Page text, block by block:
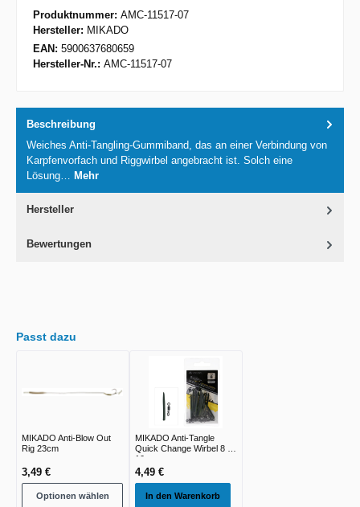
Produktnummer: AMC-11517-07
Hersteller: MIKADO
EAN: 5900637680659
Hersteller-Nr.: AMC-11517-07
Beschreibung
Weiches Anti-Tangling-Gummiband, das an einer Verbindung von
Karpfenvorfach und Riggwirbel angebracht ist. Solch eine
Lösung… Mehr
Hersteller
Bewertungen
Passt dazu
MIKADO Anti-Blow Out
Rig 23cm
3,49 €
Optionen wählen
MIKADO Anti-Tangle
Quick Change Wirbel 8 -
10st
4,49 €
In den Warenkorb